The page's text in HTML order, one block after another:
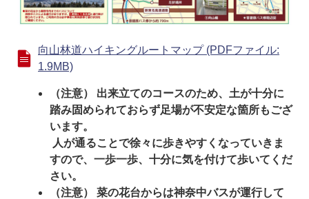
向山林道ハイキングルートマップ (PDFファイル:
1.9MB)
（注意） 出来立てのコースのため、土が十分に
踏み固められておらず足場が不安定な箇所もござ
います。
人が通ることで徐々に歩きやすくなっていきま
すので、一歩一歩、十分に気を付けて歩いてくだ
さい。
（注意） 菜の花台からは神奈中バスが運行して